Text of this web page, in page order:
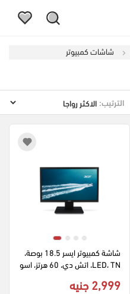
شاشات كمبيوتر
الترتيب:
LED، TN، اتش دي، 60 هرتز، اسو
2,999 جنيه